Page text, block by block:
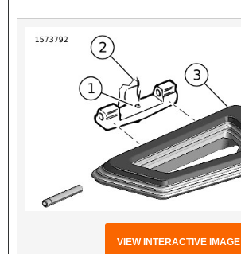
VIEW INTERACTIVE IMAGE